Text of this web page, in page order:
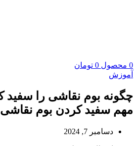
0 محصول 0 تومان
آموزش
مهم سفید کردن بوم نقاشی
دسامبر 7, 2024